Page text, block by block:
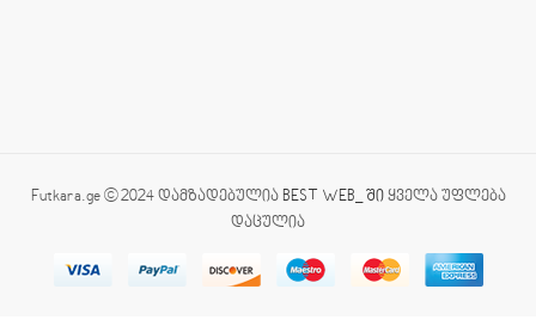
Futkara.ge © 2024 დამზადებულია BEST WEB_ შიყველა უფლება
დაცულია